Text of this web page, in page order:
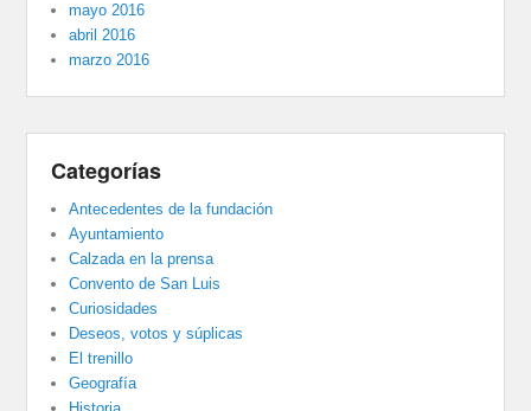
mayo 2016
abril 2016
marzo 2016
Categorías
Antecedentes de la fundación
Ayuntamiento
Calzada en la prensa
Convento de San Luis
Curiosidades
Deseos, votos y súplicas
El trenillo
Geografía